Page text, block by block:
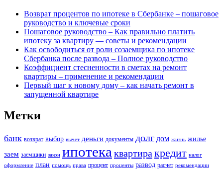
Возврат процентов по ипотеке в Сбербанке – пошаговое
руководство и ключевые сроки
Пошаговое руководство – Как правильно платить
ипотеку за квартиру — советы и рекомендации
Как освободиться от роли созаемщика по ипотеке
Сбербанка после развода – Полное руководство
Коэффициент стесненности в сметах на ремонт
квартиры – применение и рекомендации
Первый шаг к новому дому – как начать ремонт в
запущенной квартире
Метки
банк возврат выбор вычет деньги документы долг дом жизнь жилье
заем заемщики закон ипотека квартира кредит налог
оформление план помощь права процент проценты развод расчет рекомендации